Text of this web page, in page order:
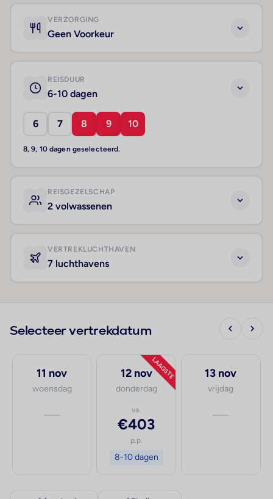
VERZORGING
Geen Voorkeur
REISDUUR
6-10 dagen
6 7 8 9 10
8, 9, 10 dagen geselecteerd.
REISGEZELSCHAP
2 volwassenen
VERTREKLUCHTHAVEN
7 luchthavens
Selecteer vertrekdatum
11 nov
woensdag
—
LAAGSTE
12 nov
donderdag
va.
€403
p.p.
8-10 dagen
13 nov
vrijdag
—